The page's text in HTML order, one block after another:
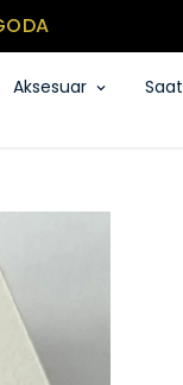
500₺
Aksesuar Saat